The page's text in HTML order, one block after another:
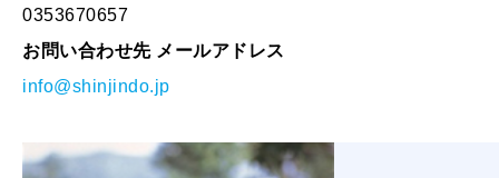
0353670657
お問い合わせ先 メールアドレス
info@shinjindo.jp